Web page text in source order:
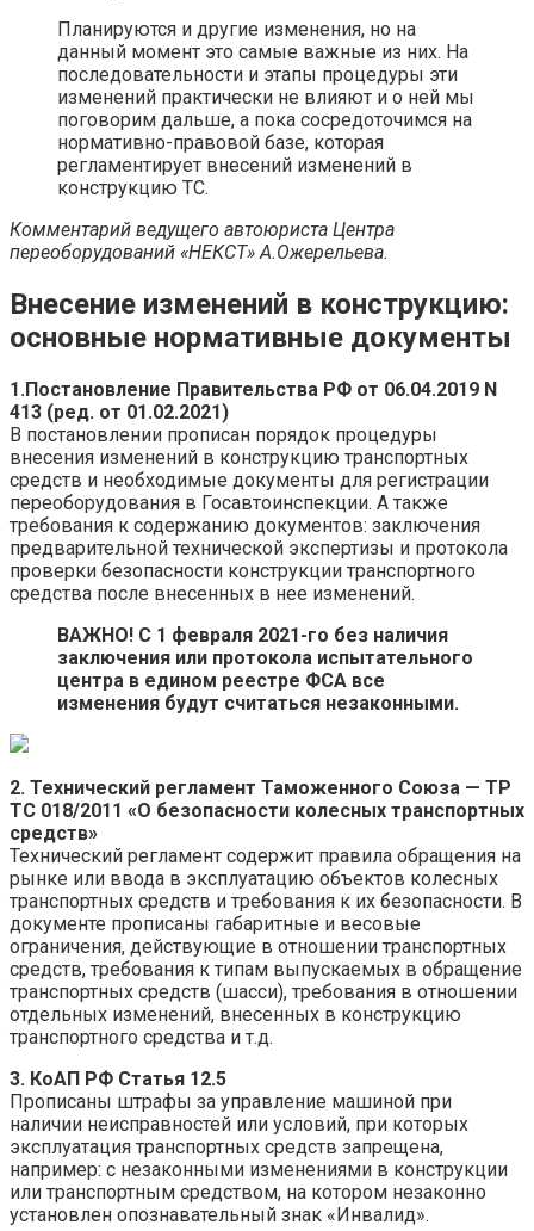
Планируются и другие изменения, но на
данный момент это самые важные из них. На
последовательности и этапы процедуры эти
изменений практически не влияют и о ней мы
поговорим дальше, а пока сосредоточимся на
нормативно-правовой базе, которая
регламентирует внесений изменений в
конструкцию ТС.
Комментарий ведущего автоюриста Центра
переоборудований «НЕКСТ» А.Ожерельева.
Внесение изменений в конструкцию:
основные нормативные документы
1.Постановление Правительства РФ от 06.04.2019 N
413 (ред. от 01.02.2021)
В постановлении прописан порядок процедуры
внесения изменений в конструкцию транспортных
средств и необходимые документы для регистрации
переоборудования в Госавтоинспекции. А также
требования к содержанию документов: заключения
предварительной технической экспертизы и протокола
проверки безопасности конструкции транспортного
средства после внесенных в нее изменений.
ВАЖНО! С 1 февраля 2021-го без наличия
заключения или протокола испытательного
центра в едином реестре ФСА все
изменения будут считаться незаконными.
2. Технический регламент Таможенного Союза — ТР
ТС 018/2011 «О безопасности колесных транспортных
средств»
Технический регламент содержит правила обращения на
рынке или ввода в эксплуатацию объектов колесных
транспортных средств и требования к их безопасности. В
документе прописаны габаритные и весовые
ограничения, действующие в отношении транспортных
средств, требования к типам выпускаемых в обращение
транспортных средств (шасси), требования в отношении
отдельных изменений, внесенных в конструкцию
транспортного средства и т.д.
3. КоАП РФ Статья 12.5
Прописаны штрафы за управление машиной при
наличии неисправностей или условий, при которых
эксплуатация транспортных средств запрещена,
например: с незаконными изменениями в конструкции
или транспортным средством, на котором незаконно
установлен опознавательный знак «Инвалид».